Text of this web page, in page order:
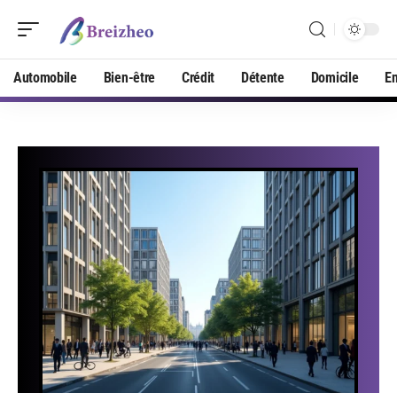
Automobile Bien-être Crédit Détente Domicile